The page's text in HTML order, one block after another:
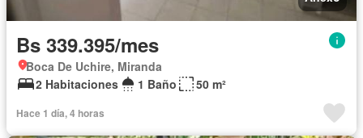
Bs 339.395/mes
Boca De Uchire, Miranda
2 Habitaciones
1 Baño 50 m²
Hace 1 día, 4 horas